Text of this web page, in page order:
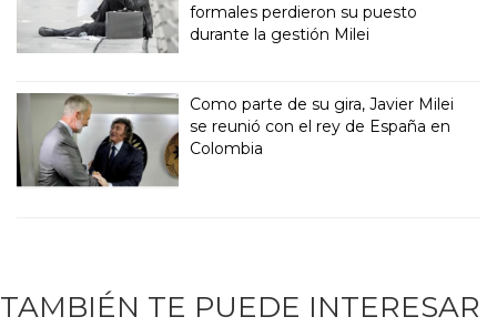
formales perdieron su puesto
durante la gestión Milei
Como parte de su gira, Javier Milei
se reunió con el rey de España en
Colombia
TAMBIÉN TE PUEDE INTERESAR